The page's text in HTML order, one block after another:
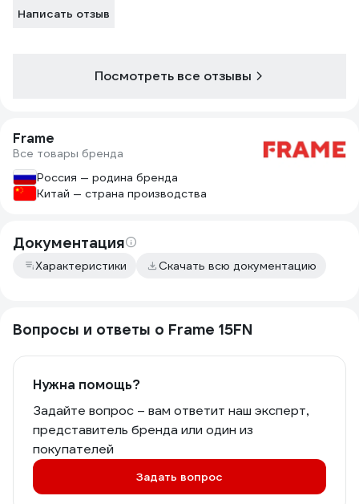
Написать отзыв
Посмотреть все отзывы
Frame
Все товары бренда
Россия — родина бренда
Китай — страна производства
Документация
Характеристики Скачать всю документацию
Вопросы и ответы о Frame 15FN
Нужна помощь?
Задайте вопрос – вам ответит наш эксперт,
представитель бренда или один из
покупателей
Задать вопрос